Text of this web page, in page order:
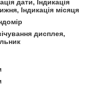
дати, Індикація
Індикація місяця
дисплея,